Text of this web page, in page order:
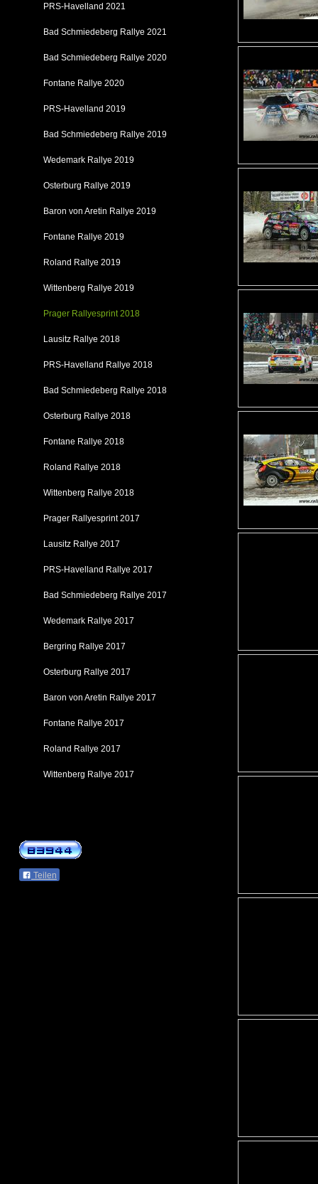
PRS-Havelland 2021
Bad Schmiedeberg Rallye 2021
Bad Schmiedeberg Rallye 2020
Fontane Rallye 2020
PRS-Havelland 2019
Bad Schmiedeberg Rallye 2019
Wedemark Rallye 2019
Osterburg Rallye 2019
Baron von Aretin Rallye 2019
Fontane Rallye 2019
Roland Rallye 2019
Wittenberg Rallye 2019
Prager Rallyesprint 2018
Lausitz Rallye 2018
PRS-Havelland Rallye 2018
Bad Schmiedeberg Rallye 2018
Osterburg Rallye 2018
Fontane Rallye 2018
Roland Rallye 2018
Wittenberg Rallye 2018
Prager Rallyesprint 2017
Lausitz Rallye 2017
PRS-Havelland Rallye 2017
Bad Schmiedeberg Rallye 2017
Wedemark Rallye 2017
Bergring Rallye 2017
Osterburg Rallye 2017
Baron von Aretin Rallye 2017
Fontane Rallye 2017
Roland Rallye 2017
Wittenberg Rallye 2017
Teilen